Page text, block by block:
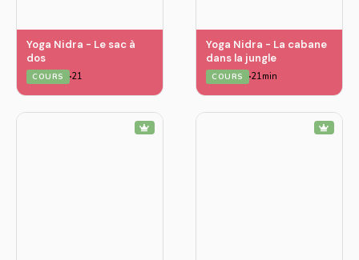
Yoga Nidra - Le sac à
dos
COURS 21
Yoga Nidra - La cabane
dans la jungle
COURS 21min